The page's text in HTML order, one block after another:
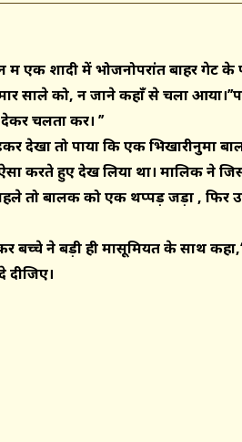
मैं एक शादी में भोजनोपरांत बाहर गेट
साले को, न जाने कहाँ से चला
देकर चलता कर। ’’
देखा तो पाया कि एक भिखारीनुमा
करते हुए देख लिया था। मालिक ने
तो बालक को एक थप्पड़ जड़ा , फिर
बच्चे ने बड़ी ही मासूमियत के साथ
दीजिए।